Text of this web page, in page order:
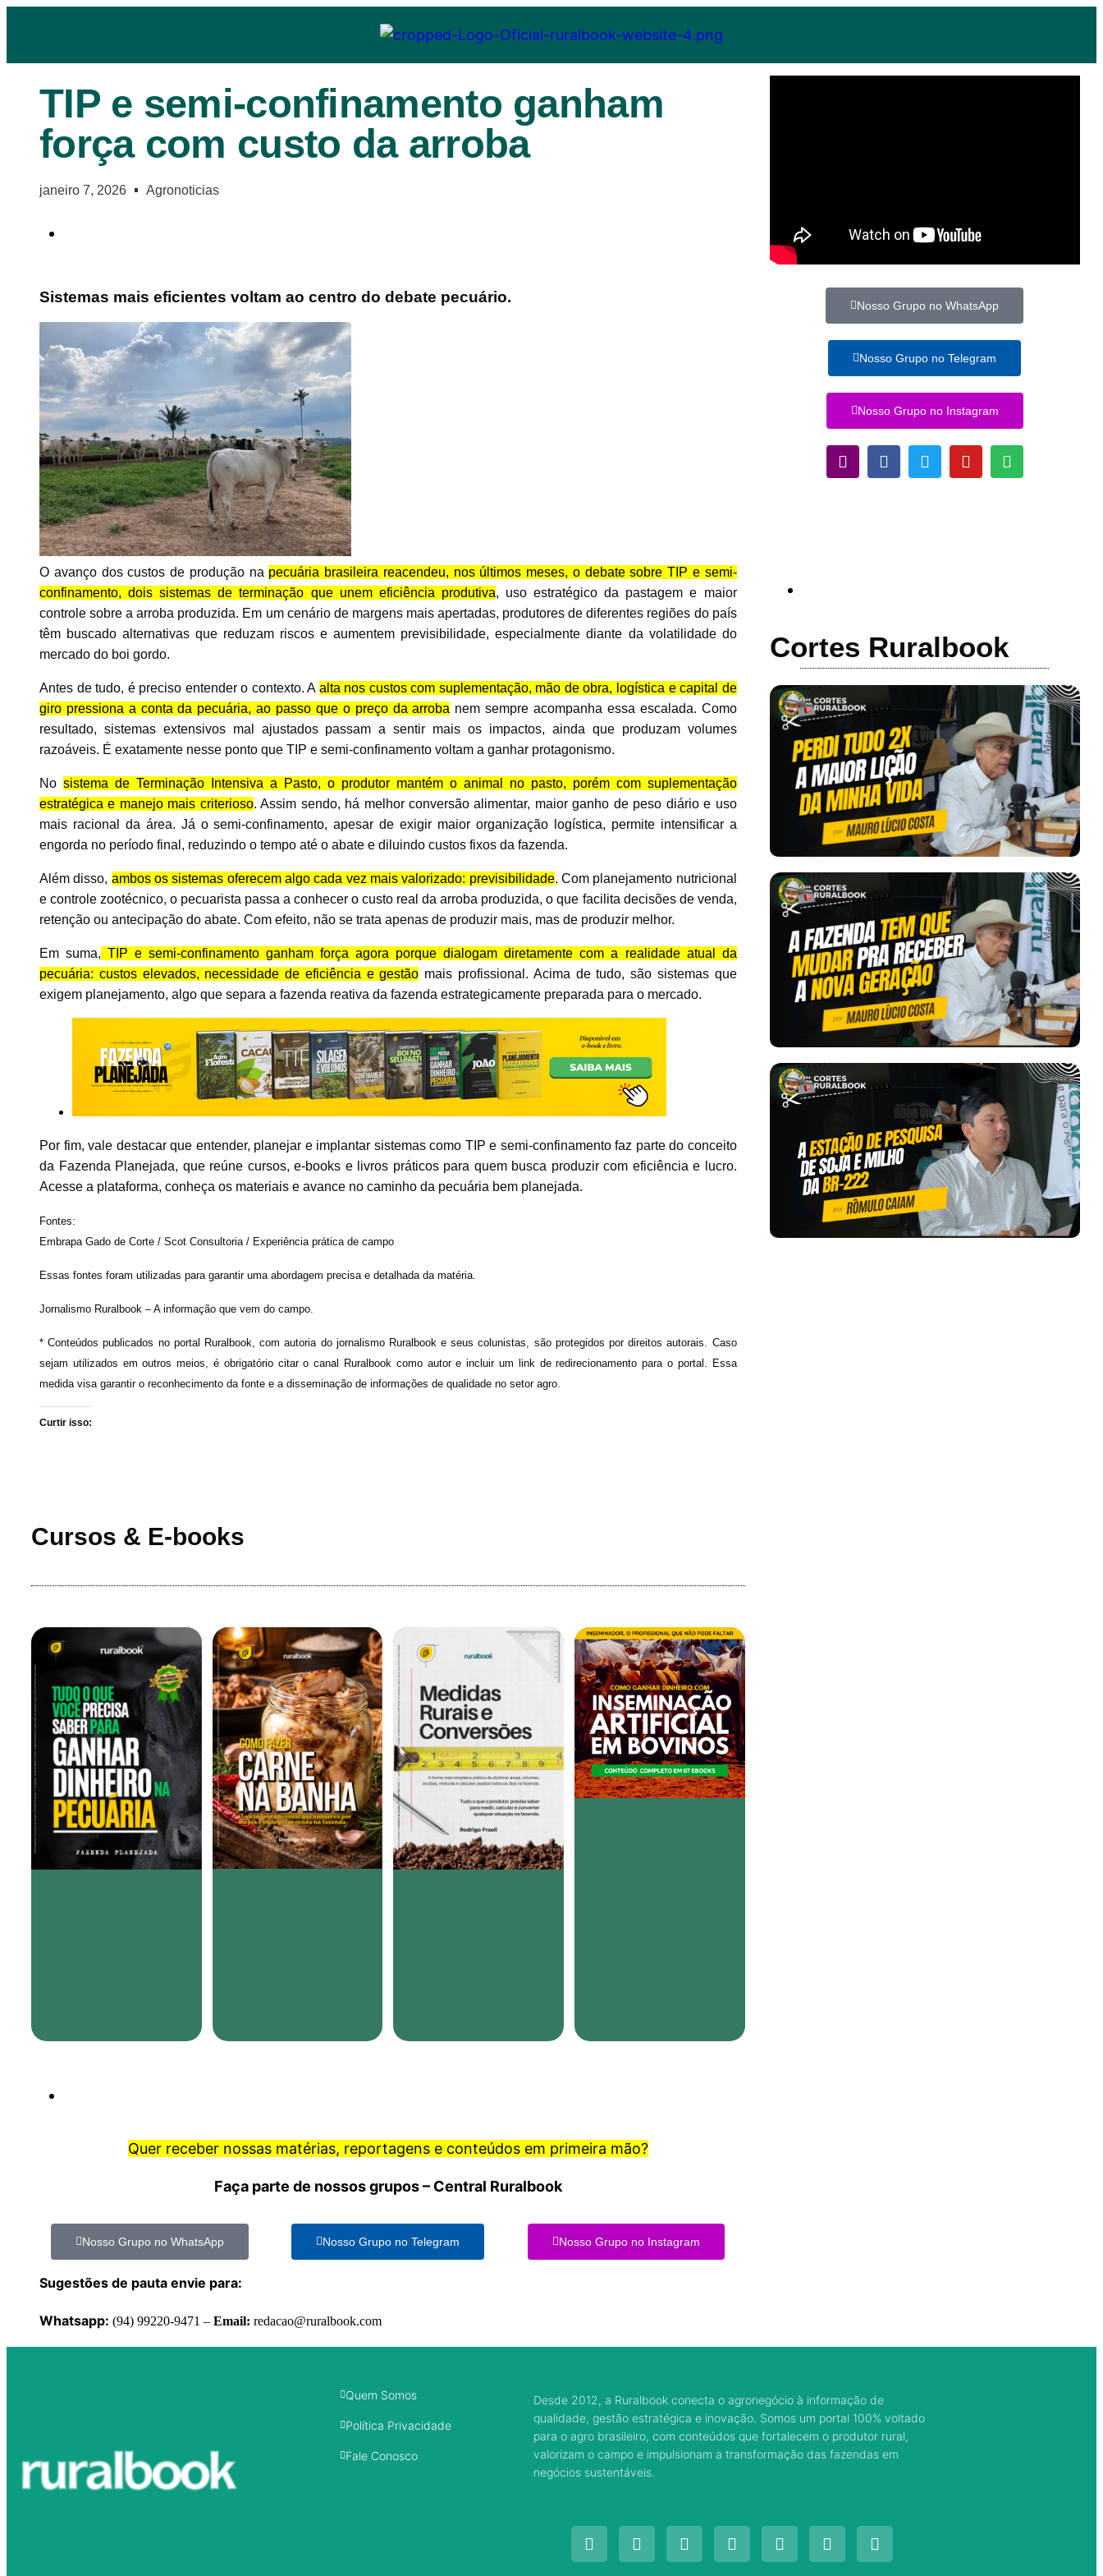
TIP e semi-confinamento ganham
força com custo da arroba
janeiro 7, 2026 Agronoticias
Sistemas mais eficientes voltam ao centro do debate pecuário.
O avanço dos custos de produção na pecuária brasileira reacendeu, nos últimos meses, o debate sobre TIP e semi-
confinamento, dois sistemas de terminação que unem eficiência produtiva, uso estratégico da pastagem e maior
controle sobre a arroba produzida. Em um cenário de margens mais apertadas, produtores de diferentes regiões do país
têm buscado alternativas que reduzam riscos e aumentem previsibilidade, especialmente diante da volatilidade do
mercado do boi gordo.
Antes de tudo, é preciso entender o contexto. A alta nos custos com suplementação, mão de obra, logística e capital de
giro pressiona a conta da pecuária, ao passo que o preço da arroba nem sempre acompanha essa escalada. Como
resultado, sistemas extensivos mal ajustados passam a sentir mais os impactos, ainda que produzam volumes
razoáveis. É exatamente nesse ponto que TIP e semi-confinamento voltam a ganhar protagonismo.
No sistema de Terminação Intensiva a Pasto, o produtor mantém o animal no pasto, porém com suplementação
estratégica e manejo mais criterioso. Assim sendo, há melhor conversão alimentar, maior ganho de peso diário e uso
mais racional da área. Já o semi-confinamento, apesar de exigir maior organização logística, permite intensificar a
engorda no período final, reduzindo o tempo até o abate e diluindo custos fixos da fazenda.
Além disso, ambos os sistemas oferecem algo cada vez mais valorizado: previsibilidade. Com planejamento nutricional
e controle zootécnico, o pecuarista passa a conhecer o custo real da arroba produzida, o que facilita decisões de venda,
retenção ou antecipação do abate. Com efeito, não se trata apenas de produzir mais, mas de produzir melhor.
Em suma, TIP e semi-confinamento ganham força agora porque dialogam diretamente com a realidade atual da
pecuária: custos elevados, necessidade de eficiência e gestão mais profissional. Acima de tudo, são sistemas que
exigem planejamento, algo que separa a fazenda reativa da fazenda estrategicamente preparada para o mercado.
Por fim, vale destacar que entender, planejar e implantar sistemas como TIP e semi-confinamento faz parte do conceito
da Fazenda Planejada, que reúne cursos, e-books e livros práticos para quem busca produzir com eficiência e lucro.
Acesse a plataforma, conheça os materiais e avance no caminho da pecuária bem planejada.
Fontes:
Embrapa Gado de Corte / Scot Consultoria / Experiência prática de campo
Essas fontes foram utilizadas para garantir uma abordagem precisa e detalhada da matéria.
Jornalismo Ruralbook – A informação que vem do campo.
* Conteúdos publicados no portal Ruralbook, com autoria do jornalismo Ruralbook e seus colunistas, são protegidos por direitos autorais. Caso
sejam utilizados em outros meios, é obrigatório citar o canal Ruralbook como autor e incluir um link de redirecionamento para o portal. Essa
medida visa garantir o reconhecimento da fonte e a disseminação de informações de qualidade no setor agro.
Curtir isso:
Cursos & E-books
Quer receber nossas matérias, reportagens e conteúdos em primeira mão?
Faça parte de nossos grupos – Central Ruralbook
Nosso Grupo no WhatsApp Nosso Grupo no Telegram Nosso Grupo no Instagram
Sugestões de pauta envie para:
Whatsapp: (94) 99220-9471 – Email: redacao@ruralbook.com
Nosso Grupo no WhatsApp
Nosso Grupo no Telegram
Nosso Grupo no Instagram
Cortes Ruralbook
Quem Somos
Política Privacidade
Fale Conosco
Desde 2012, a Ruralbook conecta o agronegócio à informação de
qualidade, gestão estratégica e inovação. Somos um portal 100% voltado
para o agro brasileiro, com conteúdos que fortalecem o produtor rural,
valorizam o campo e impulsionam a transformação das fazendas em
negócios sustentáveis.